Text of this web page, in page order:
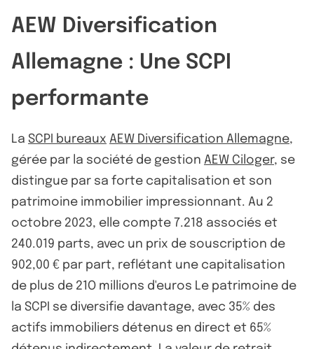
AEW Diversification
Allemagne : Une SCPI
performante
La SCPI bureaux AEW Diversification Allemagne,
gérée par la société de gestion AEW Ciloger, se
distingue par sa forte capitalisation et son
patrimoine immobilier impressionnant. Au 2
octobre 2023, elle compte 7.218 associés et
240.019 parts, avec un prix de souscription de
902,00 € par part, reflétant une capitalisation
de plus de 21O millions d'euros Le patrimoine de
la SCPI se diversifie davantage, avec 35% des
actifs immobiliers détenus en direct et 65%